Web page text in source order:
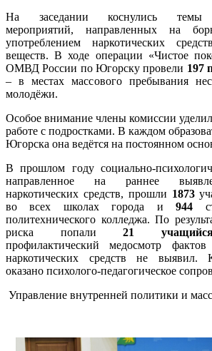
На заседании коснулись темы
мероприятий, направленных на
употреблением наркотических
веществ. В ходе операции «Чистое
ОМВД России по Югорску провели 197
– в местах массового пребывания
молодёжи.
Особое внимание члены комиссии
работе с подростками. В каждом
Югорска она ведётся на постоянном
В прошлом году социально-
направленное на раннее
наркотических средств, прошли 1873
во всех школах города и944
политехнического колледжа. По
риска попали 21
профилактический медосмотр
наркотических средств не выявил.
оказано психолого-педагогическое
Управление внутренней политики и